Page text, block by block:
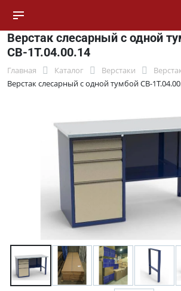
Верстак слесарный с одной
СВ-1Т.04.00.14
Главная Каталог Верстаки
Верстак слесарный с одной тумбой СВ-